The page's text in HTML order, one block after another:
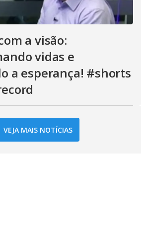
a visão:
vidas e
a esperança! #shorts
VEJA MAIS NOTÍCIAS